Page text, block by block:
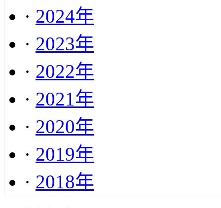
· 2024年
· 2023年
· 2022年
· 2021年
· 2020年
· 2019年
· 2018年